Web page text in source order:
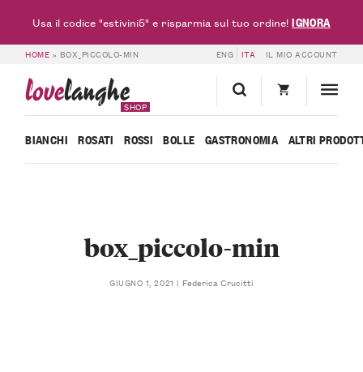
HOME » BOX_PICCOLO-MIN ENG ITA IL MIO ACCOUNT
lovelanghe
SHOP
BIANCHI ROSATI ROSSI BOLLE GASTRONOMIA ALTRI
box_piccolo-min
GIUGNO 1, 2021 Federica Crucitti
Usa il codice "estivini5" e risparmia sul tuo ordine!IGNORA